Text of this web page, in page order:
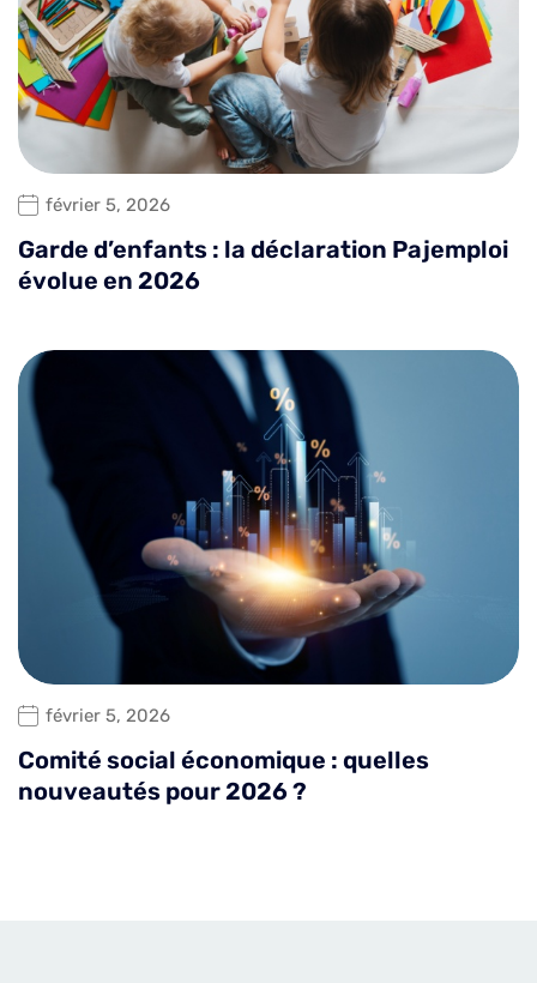
février 5, 2026
Garde d’enfants : la déclaration Pajemploi
évolue en 2026
février 5, 2026
Comité social économique : quelles
nouveautés pour 2026 ?